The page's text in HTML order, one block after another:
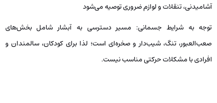
آشامیدنی، تنقلات و لوازم ضروری توصیه می‌شود
توجه به شرایط جسمانی: مسیر دسترسی به آبشار شامل بخش‌های
صعب‌العبور، تنگ، شیب‌دار و صخره‌ای است؛ لذا برای کودکان، سالمندان و
افرادی با مشکلات حرکتی مناسب نیست.